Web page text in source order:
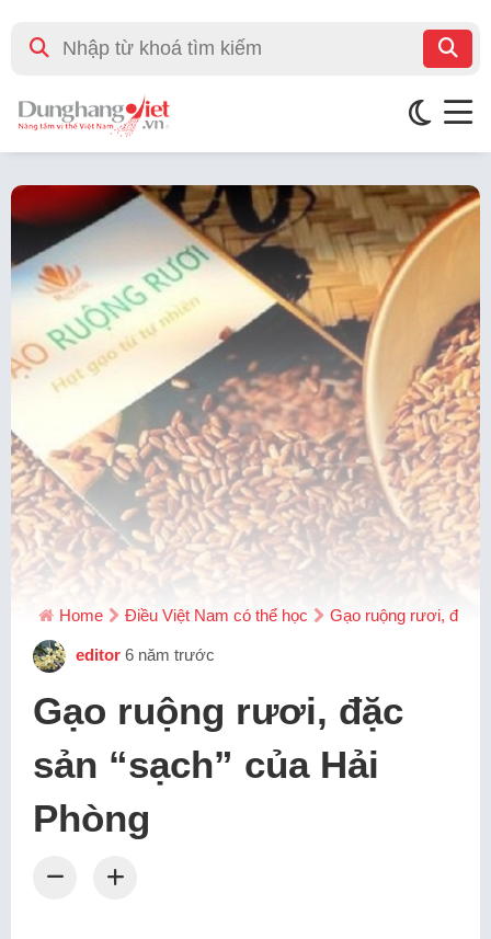
Home Điều Việt Nam có thể học Gạo ruộng rươi, đặc
editor 6 năm trước
Gạo ruộng rươi, đặc
sản “sạch” của Hải
Phòng